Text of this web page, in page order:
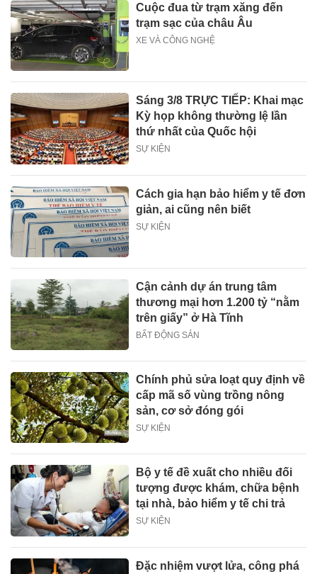
Cuộc đua từ trạm xăng đến
trạm sạc của châu Âu
XE VÀ CÔNG NGHỆ
Sáng 3/8 TRỰC TIẾP: Khai mạc
Kỳ họp không thường lệ lần
thứ nhất của Quốc hội
SỰ KIỆN
Cách gia hạn bảo hiểm y tế đơn
giản, ai cũng nên biết
SỰ KIỆN
Cận cảnh dự án trung tâm
thương mại hơn 1.200 tỷ “nằm
trên giấy” ở Hà Tĩnh
BẤT ĐỘNG SẢN
Chính phủ sửa loạt quy định về
cấp mã số vùng trồng nông
sản, cơ sở đóng gói
SỰ KIỆN
Bộ y tế đề xuất cho nhiều đối
tượng được khám, chữa bệnh
tại nhà, bảo hiểm y tế chi trả
SỰ KIỆN
Đặc nhiệm vượt lửa, công phá